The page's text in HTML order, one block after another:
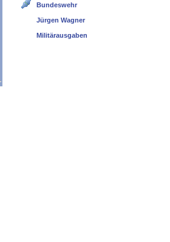
Bundeswehr
Jürgen Wagner
Militärausgaben